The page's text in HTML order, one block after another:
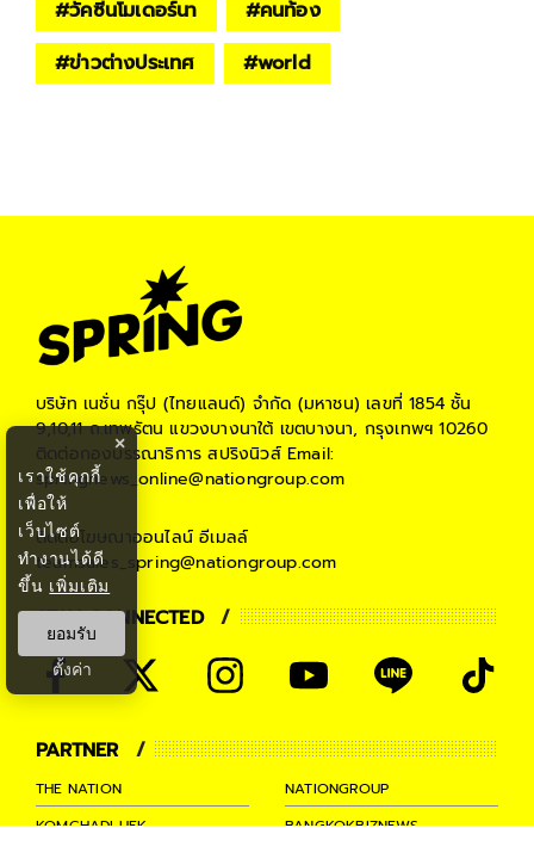
#วัคซีนโมเดอร์นา #คนท้อง
#ข่าวต่างประเทศ #world
บริษัท เนชั่น กรุ๊ป (ไทยแลนด์) จำกัด (มหาชน) เลขที่ 1854 ชั้น
9,10,11 ถ.เทพรัตน แขวงบางนาใต้ เขตบางนา, กรุงเทพฯ 10260
ติดต่อกองบรรณาธิการ สปริงนิวส์Email:
springnews_online@nationgroup.com
ติดต่อโฆษณาออนไลน์ อีเมลล์
teamsales_spring@nationgroup.com
STAY CONNECTED
PARTNER
THE NATION
NATIONGROUP
KOMCHADLUEK
BANGKOKBIZNEWS
×
เราใช้คุกกี้
เพื่อให้
เว็บไซต์
ทำงานได้ดี
ขึ้น เพิ่มเติม
ยอมรับ
ตั้งค่า